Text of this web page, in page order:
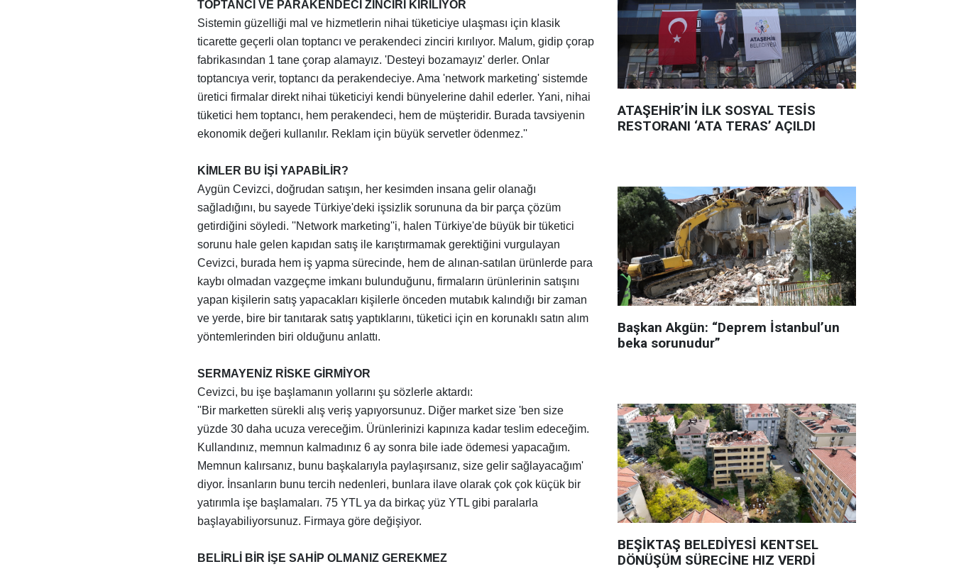
TOPTANCI VE PARAKENDECİ ZİNCİRİ KIRILIYOR
Sistemin güzelliği mal ve hizmetlerin nihai tüketiciye ulaşması için klasik
ticarette geçerli olan toptancı ve perakendeci zinciri kırılıyor. Malum, gidip çorap
fabrikasından 1 tane çorap alamayız. 'Desteyi bozamayız' derler. Onlar
toptancıya verir, toptancı da perakendeciye. Ama 'network marketing' sistemde
üretici firmalar direkt nihai tüketiciyi kendi bünyelerine dahil ederler. Yani, nihai
tüketici hem toptancı, hem perakendeci, hem de müşteridir. Burada tavsiyenin
ekonomik değeri kullanılır. Reklam için büyük servetler ödenmez.''
KİMLER BU İŞİ YAPABİLİR?
Aygün Cevizci, doğrudan satışın, her kesimden insana gelir olanağı
sağladığını, bu sayede Türkiye'deki işsizlik sorununa da bir parça çözüm
getirdiğini söyledi. ''Network marketing''i, halen Türkiye'de büyük bir tüketici
sorunu hale gelen kapıdan satış ile karıştırmamak gerektiğini vurgulayan
Cevizci, burada hem iş yapma sürecinde, hem de alınan-satılan ürünlerde para
kaybı olmadan vazgeçme imkanı bulunduğunu, firmaların ürünlerinin satışını
yapan kişilerin satış yapacakları kişilerle önceden mutabık kalındığı bir zaman
ve yerde, bire bir tanıtarak satış yaptıklarını, tüketici için en korunaklı satın alım
yöntemlerinden biri olduğunu anlattı.
SERMAYENİZ RİSKE GİRMİYOR
Cevizci, bu işe başlamanın yollarını şu sözlerle aktardı:
''Bir marketten sürekli alış veriş yapıyorsunuz. Diğer market size 'ben size
yüzde 30 daha ucuza vereceğim. Ürünlerinizi kapınıza kadar teslim edeceğim.
Kullandınız, memnun kalmadınız 6 ay sonra bile iade ödemesi yapacağım.
Memnun kalırsanız, bunu başkalarıyla paylaşırsanız, size gelir sağlayacağım'
diyor. İnsanların bunu tercih nedenleri, bunlara ilave olarak çok çok küçük bir
yatırımla işe başlamaları. 75 YTL ya da birkaç yüz YTL gibi paralarla
başlayabiliyorsunuz. Firmaya göre değişiyor.
BELİRLİ BİR İŞE SAHİP OLMANIZ GEREKMEZ
ATAŞEHİR’İN İLK SOSYAL TESİS
RESTORANI ‘ATA TERAS’ AÇILDI
Başkan Akgün: “Deprem İstanbul’un
beka sorunudur”
BEŞİKTAŞ BELEDİYESİ KENTSEL
DÖNÜŞÜM SÜRECİNE HIZ VERDİ